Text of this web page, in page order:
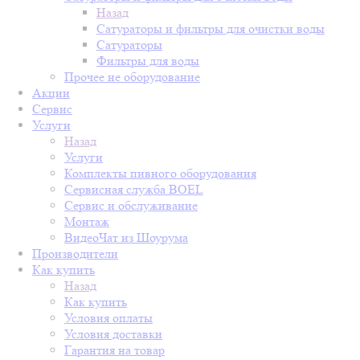
Назад
Сатураторы и фильтры для очистки воды
Сатураторы
Фильтры для воды
Прочее не оборудование
Акции
Сервис
Услуги
Назад
Услуги
Комплекты пивного оборудования
Сервисная служба BOEL
Сервис и обслуживание
Монтаж
ВидеоЧат из Шоурума
Производители
Как купить
Назад
Как купить
Условия оплаты
Условия доставки
Гарантия на товар